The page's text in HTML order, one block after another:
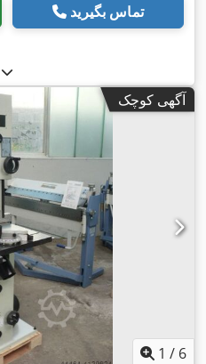
تماس بگیرید
آگهی کوچک
1 / 6